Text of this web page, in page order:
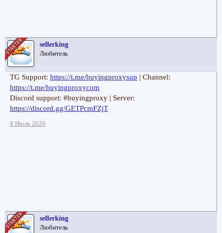
sellerking
Любитель
TG Support: https://t.me/buyingproxysup | Channel:
https://t.me/buyingproxycom
Discord support: #buyingproxy | Server:
https://discord.gg/GETPcmFZjT
8 Июль 2026
sellerking
Любитель